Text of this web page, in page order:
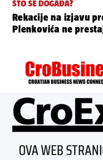
ŠTO SE DOGAĐA?
Rekacije na izjavu
Plenkovića ne
OVA WEB